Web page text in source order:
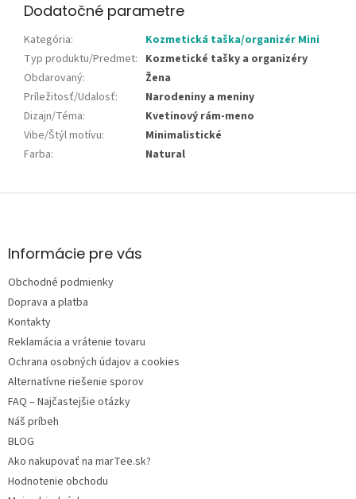
Dodatočné parametre
Kategória:
Kozmetická taška/organizér Mini
Typ produktu/Predmet: Kozmetické tašky a organizéry
Obdarovaný:
Žena
Príležitosť/Udalosť:
Narodeniny a meniny
Dizajn/Téma:
Kvetinový rám-meno
Vibe/Štýl motívu:
Minimalistické
Farba: Natural
Z
ä
e
Informácie pre vás
Obchodné podmienky
Doprava a platba
Kontakty
Reklamácia a vrátenie tovaru
Ochrana osobných údajov a cookies
Alternatívne riešenie sporov
FAQ – Najčastejšie otázky
Náš príbeh
BLOG
Ako nakupovať na marTee.sk?
Hodnotenie obchodu